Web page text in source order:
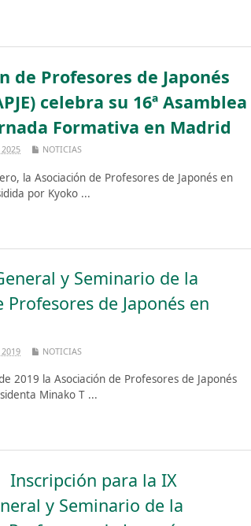
de Profesores de Japonés
celebra su 16ª Asamblea
Formativa en Madrid
NOTICIAS
la Asociación de Profesores de Japonés en
por Kyoko ...
y Seminario de la
Profesores de Japonés en
NOTICIAS
2019 la Asociación de Profesores de Japonés
Minako T ...
Inscripción para la IX
y Seminario de la